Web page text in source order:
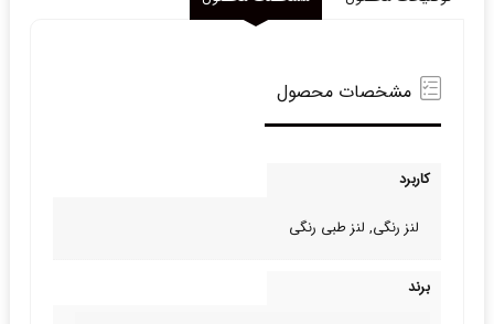
مشخصات محصول
کاربرد
لنز رنگی, لنز طبی‌ رنگی
برند